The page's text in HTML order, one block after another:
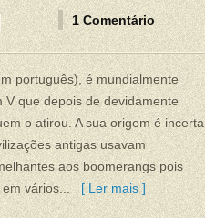
1 Comentário
português), é mundialmente
que depois de devidamente
o atirou. A sua origem é incerta
antigas usavam
aos boomerangs pois
em vários...[ Ler mais ]